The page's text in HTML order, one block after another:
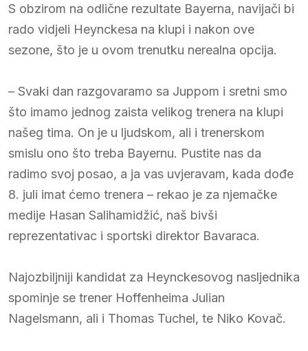
S obzirom na odlične rezultate Bayerna, navijači bi
rado vidjeli Heynckesa na klupi i nakon ove
sezone, što je u ovom trenutku nerealna opcija.
– Svaki dan razgovaramo sa Juppom i sretni smo
što imamo jednog zaista velikog trenera na klupi
našeg tima. On je u ljudskom, ali i trenerskom
smislu ono što treba Bayernu. Pustite nas da
radimo svoj posao, a ja vas uvjeravam, kada dođe
8. juli imat ćemo trenera – rekao je za njemačke
medije Hasan Salihamidžić, naš bivši
reprezentativac i sportski direktor Bavaraca.
Najozbiljniji kandidat za Heynckesovog nasljednika
spominje se trener Hoffenheima Julian
Nagelsmann, ali i Thomas Tuchel, te Niko Kovač.